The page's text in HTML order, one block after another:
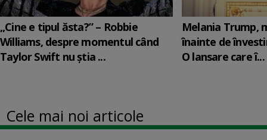
„Cine e tipul ăsta?” – Robbie
Williams, despre momentul când
Taylor Swift nu știa ...
Melania Trump,
înainte de
O lansare care î...
Cele mai noi articole